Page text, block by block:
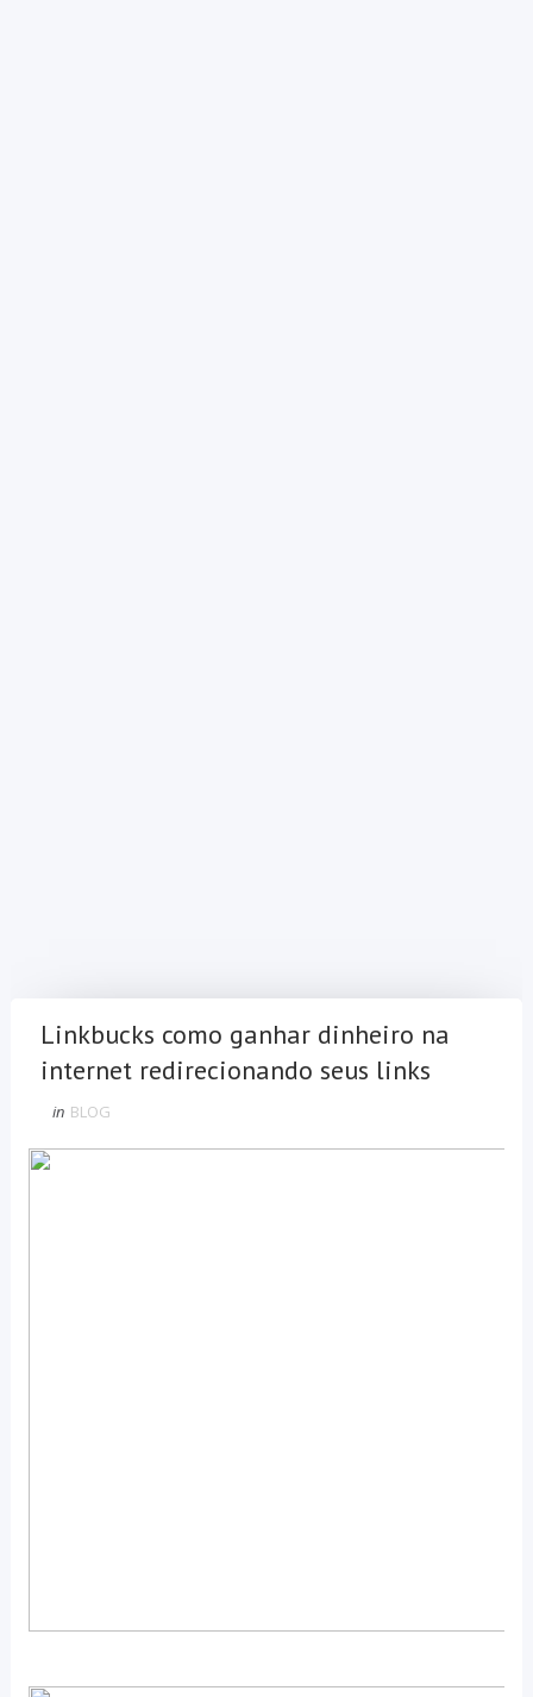
Linkbucks como ganhar dinheiro na
internet redirecionando seus links
in BLOG